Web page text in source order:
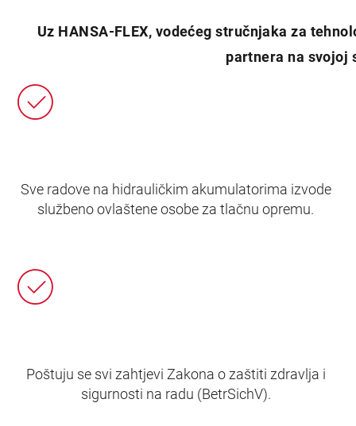
Uz HANSA‑FLEX, vodećeg stručnjaka za
partnera na svojoj
Sve radove na hidrauličkim akumulatorima izvode
službeno ovlaštene osobe za tlačnu opremu.
Poštuju se svi zahtjevi Zakona o zaštiti zdravlja i
sigurnosti na radu (BetrSichV).